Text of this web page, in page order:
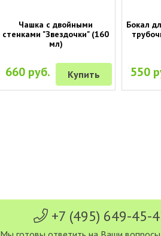
Чашка с двойными
стенками "Звездочки" (160
мл)
660 руб. Купить
Бокал
550
+7 (495) 649-45-